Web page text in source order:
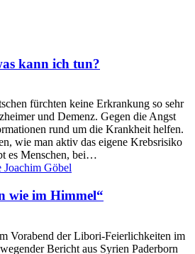
kann ich tun?
fürchten keine Erkrankung so sehr
und Demenz. Gegen die Angst
rund um die Krankheit helfen.
wie man aktiv das eigene Krebsrisiko
es Menschen, bei…
wie im Himmel“
Vorabend der Libori-Feierlichkeiten im
Bericht aus Syrien Paderborn